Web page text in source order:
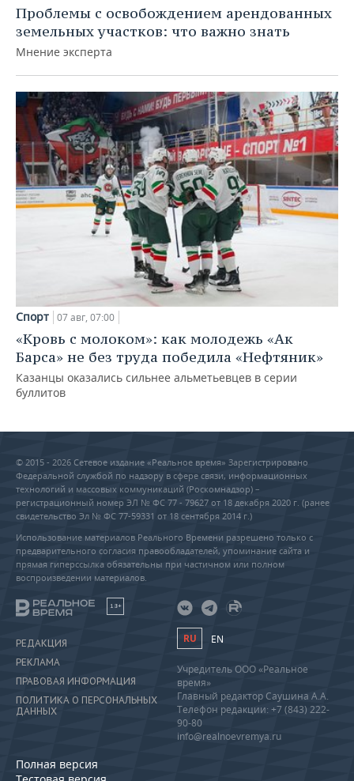
Проблемы с освобождением арендованных
земельных участков: что важно знать
Мнение эксперта
Спорт 07 авг, 07:00
«Кровь с молоком»: как молодежь «Ак
Барса» не без труда победила «Нефтяник»
Казанцы оказались сильнее альметьевцев в серии
буллитов
© 2015 - 2026 Сетевое издание «Реальное время» Зарегистрировано
Федеральной службой по надзору в сфере связи, информационных
технологий и массовых коммуникаций (Роскомнадзор) –
регистрационный номер ЭЛ № ФС 77 - 79627 от 18 декабря 2020 г. (ранее
свидетельство Эл № ФС 77-59331 от 18 сентября 2014 г.)
Использование материалов Реального Времени разрешено только с
предварительного согласия правообладателей, упоминание сайта и
прямая гиперссылка обязательны при частичном или полном
воспроизведении материалов.
18+
РЕДАКЦИЯ
РЕКЛАМА
ПРАВОВАЯ ИНФОРМАЦИЯ
ПОЛИТИКА О ПЕРСОНАЛЬНЫХ
ДАННЫХ
Полная версия
RU EN
Учредитель ООО «Реальное
время»
Главный редактор Саушина А.А.
Телефон редакции: +7 (843) 222-
90-80
info@realnoevremya.ru